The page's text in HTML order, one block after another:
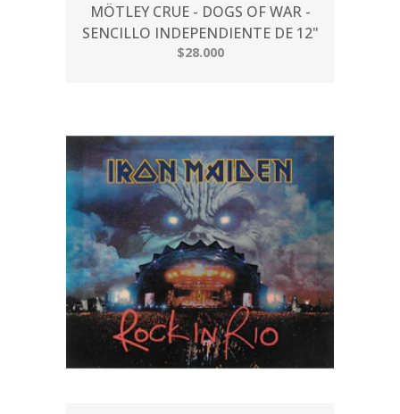
MÖTLEY CRUE - DOGS OF WAR -
SENCILLO INDEPENDIENTE DE 12"
$28.000